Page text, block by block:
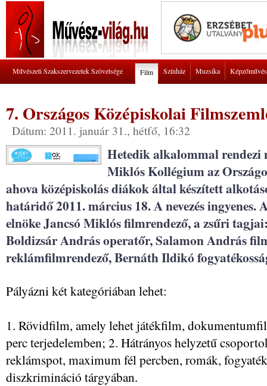
Művészeti Szakszervezetek Szövetsége Film Színház Muzsika
7. Országos Középiskolai
Dátum: 2011. január 31., hétfő, 16:32
Hetedik alkalommal rendezi
Miklós Kollégium az
ahova középiskolás diákok által készített
határidő 2011. március 18. A nevezés ingyenes.
elnöke Jancsó Miklós filmrendező, a zsűri
Boldizsár András operatőr, Salamon András
reklámfilmrendező, Bernáth Ildikó
Pályázni két kategóriában lehet:
1. Rövidfilm, amely lehet játékfilm,
perc terjedelemben; 2. Hátrányos helyzetű
reklámspot, maximum fél percben, romák,
diszkrimináció tárgyában.